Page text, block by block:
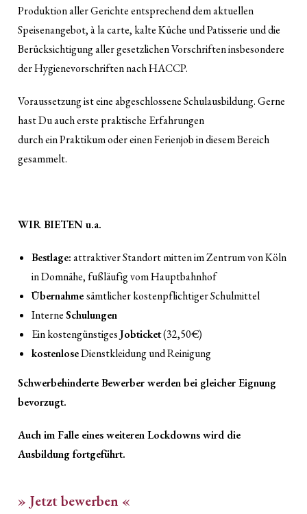
Produktion aller Gerichte entsprechend dem aktuellen
Speisenangebot, à la carte, kalte Küche und Patisserie und die
Berücksichtigung aller gesetzlichen Vorschriften insbesondere
der Hygienevorschriften nach HACCP.
Voraussetzung ist eine abgeschlossene Schulausbildung. Gerne
hast Du auch erste praktische Erfahrungen
durch ein Praktikum oder einen Ferienjob in diesem Bereich
gesammelt.
WIR BIETEN u.a.
Bestlage:attraktiver Standort mitten im Zentrum von Köln
in Domnähe, fußläufig vom Hauptbahnhof
Übernahmesämtlicher kostenpflichtiger Schulmittel
InterneSchulungen
Ein kostengünstigesJobticket(32,50€)
kostenloseDienstkleidung und Reinigung
Schwerbehinderte Bewerber werden bei gleicher Eignung
bevorzugt.
Auch im Falle eines weiteren Lockdowns wird die
Ausbildung fortgeführt.
» Jetzt bewerben «